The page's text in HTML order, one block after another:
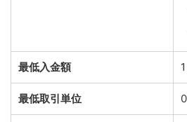
最低入金額
最低取引単位